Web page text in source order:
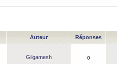
Auteur Réponses
Gilgamesh 0